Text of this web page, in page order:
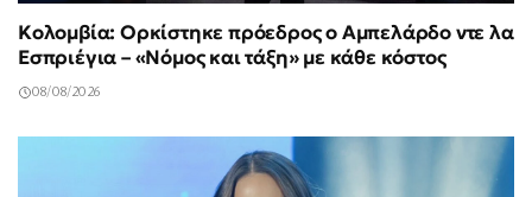
Κολομβία: Ορκίστηκε πρόεδρος ο Αμπελάρδο ντε λα
Εσπριέγια – «Νόμος και τάξη» με κάθε κόστος
08/08/2026